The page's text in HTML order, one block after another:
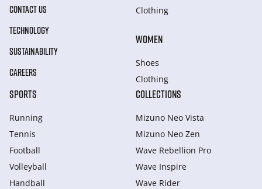
CONTACT US
TECHNOLOGY
SUSTAINABILITY
CAREERS
Clothing
WOMEN
Shoes
Clothing
SPORTS
Running
Tennis
Football
Volleyball
Handball
COLLECTIONS
Mizuno Neo Vista
Mizuno Neo Zen
Wave Rebellion Pro
Wave Inspire
Wave Rider